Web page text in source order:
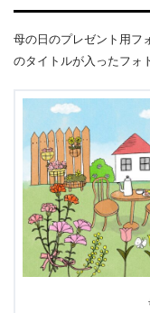
母の日のプレゼント用フ
のタイトルが入ったフォ